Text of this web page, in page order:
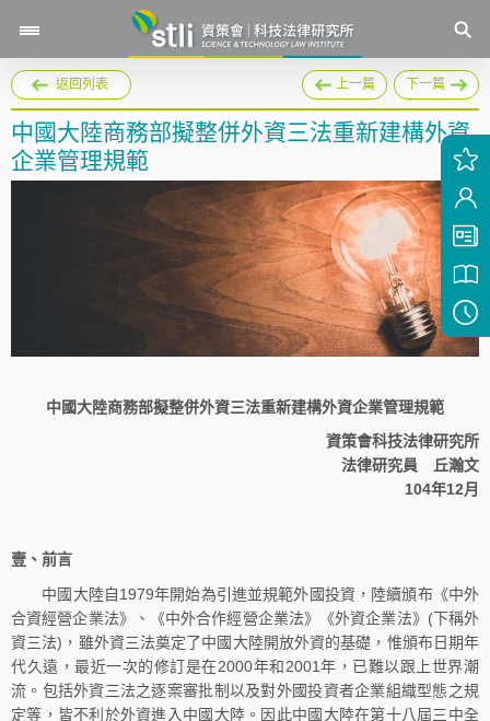
返回列表 上一篇 下一篇
中國大陸商務部擬整併外資三法重新建構外資
企業管理規範
中國大陸商務部擬整併外資三法重新建構外資企業管理規範
資策會科技法律研究所
法律研究員 丘瀚文
104年12月
壹、前言
中國大陸自1979年開始為引進並規範外國投資，陸續頒布《中外
合資經營企業法》、《中外合作經營企業法》《外資企業法》(下稱外
資三法)，雖外資三法奠定了中國大陸開放外資的基礎，惟頒布日期年
代久遠，最近一次的修訂是在2000年和2001年，已難以跟上世界潮
流。包括外資三法之逐案審批制以及對外國投資者企業組織型態之規
定等，皆不利於外資進入中國大陸。因此中國大陸在第十八屆三中全